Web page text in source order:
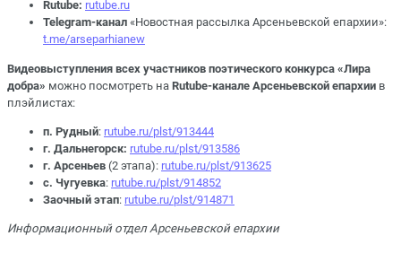
Rutube: rutube.ru
Telegram-канал «Новостная рассылка Арсеньевской епархии»:
t.me/arseparhianew
Видеовыступления всех участников поэтического конкурса «Лира
добра» можно посмотреть на Rutube-канале Арсеньевской епархии в
плэйлистах:
п. Рудный: rutube.ru/plst/913444
г. Дальнегорск: rutube.ru/plst/913586
г. Арсеньев (2 этапа): rutube.ru/plst/913625
с. Чугуевка: rutube.ru/plst/914852
Заочный этап: rutube.ru/plst/914871
Информационный отдел Арсеньевской епархии